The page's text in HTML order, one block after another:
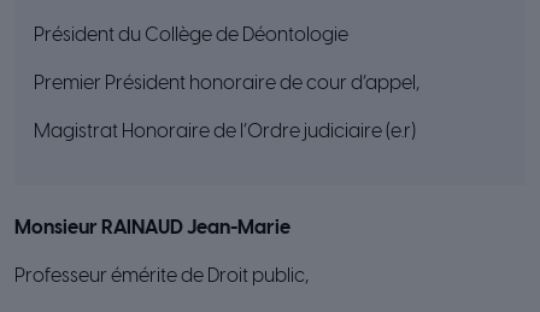
Président du Collège de Déontologie
Premier Président honoraire de cour d’appel,
Magistrat Honoraire de l’Ordre judiciaire (e.r)
Monsieur RAINAUD Jean-Marie
Professeur émérite de Droit public,